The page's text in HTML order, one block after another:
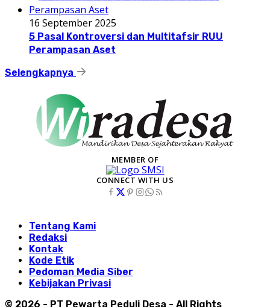
16 September 2025
5 Pasal Kontroversi dan Multitafsir RUU
Perampasan Aset
Selengkapnya
MEMBER OF
CONNECT WITH US
Tentang Kami
Redaksi
Kontak
Kode Etik
Pedoman Media Siber
Kebijakan Privasi
© 2026 - PT Pewarta Peduli Desa - All Rights